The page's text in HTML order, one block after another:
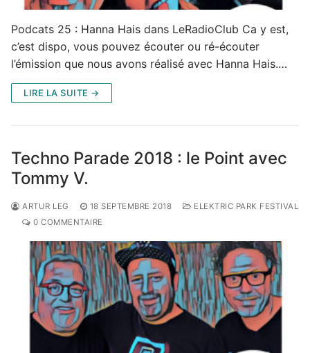
Podcats 25 : Hanna Hais dans LeRadioClub Ca y est,
c’est dispo, vous pouvez écouter ou ré-écouter
l’émission que nous avons réalisé avec Hanna Hais.…
LIRE LA SUITE →
Techno Parade 2018 : le Point avec
Tommy V.
ARTUR LEG 18 SEPTEMBRE 2018
ELEKTRIC PARK FESTIVAL
0 COMMENTAIRE